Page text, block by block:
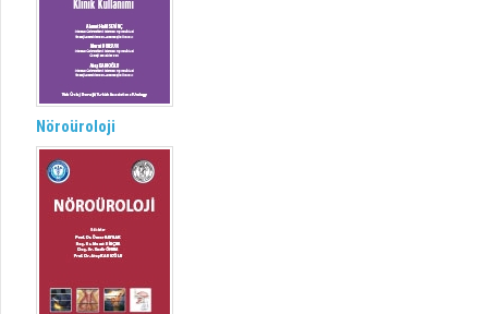
Nöroüroloji